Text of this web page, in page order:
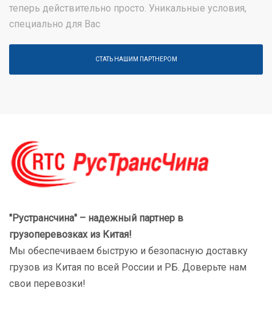
теперь действительно просто. Уникальные условия,
специально для Вас
СТАТЬ НАШИМ ПАРТНЕРОМ
"Рустрансчина" – надежный партнер в
грузоперевозках из Китая!
Мы обеспечиваем быструю и безопасную доставку
грузов из Китая по всей России и РБ. Доверьте нам
свои перевозки!